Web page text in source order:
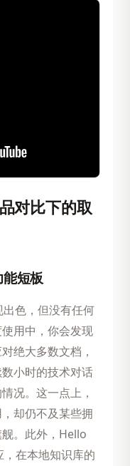
对比下的取
短板
色，但没有任何
用中，你会发现
绝大多数文档，
小时的技术对话
况。这一点上，
却仍不及某些拥
。此外，Hello
在本地知识库的